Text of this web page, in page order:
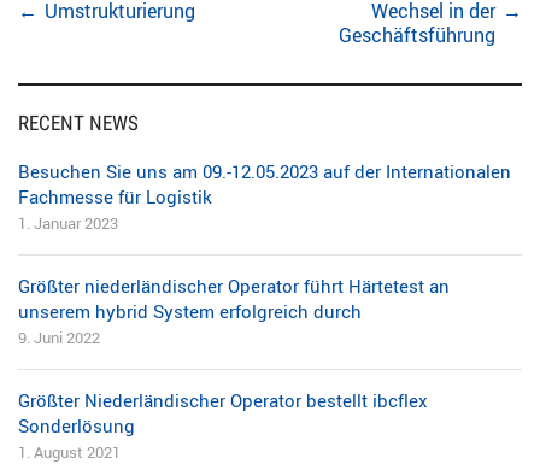
Post
navigation
← Umstrukturierung
Wechsel in der
Geschäftsführung
→
RECENT NEWS
Besuchen Sie uns am 09.-12.05.2023 auf der Internationalen
Fachmesse für Logistik
1. Januar 2023
Größter niederländischer Operator führt Härtetest an
unserem hybrid System erfolgreich durch
9. Juni 2022
Größter Niederländischer Operator bestellt ibcflex
Sonderlösung
1. August 2021